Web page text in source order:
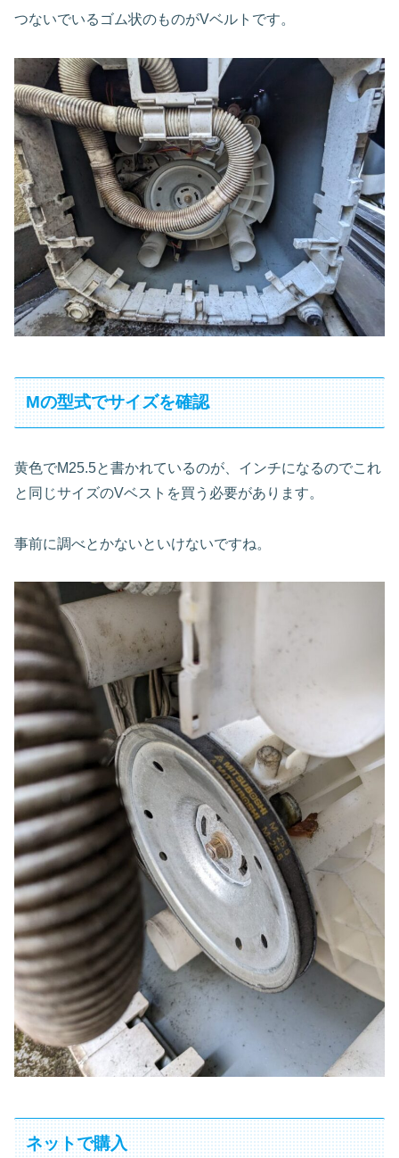
つないでいるゴム状のものがVベルトです。
Mの型式でサイズを確認
黄色でM25.5と書かれているのが、インチになるのでこれ
と同じサイズのVベストを買う必要があります。
事前に調べとかないといけないですね。
ネットで購入